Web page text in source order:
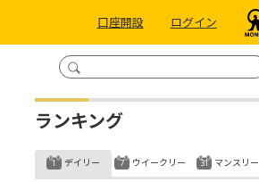
口座開設 ログイン
ランキング
デイリー ウイークリー マンスリー